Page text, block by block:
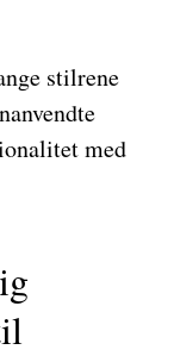
stilrene
med